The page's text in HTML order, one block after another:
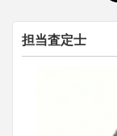
担当査定士